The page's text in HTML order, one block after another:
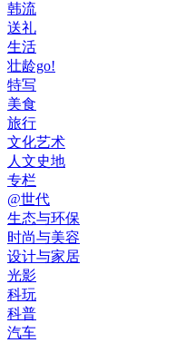
韩流
送礼
生活
壮龄go!
特写
美食
旅行
文化艺术
人文史地
专栏
@世代
生态与环保
时尚与美容
设计与家居
光影
科玩
科普
汽车